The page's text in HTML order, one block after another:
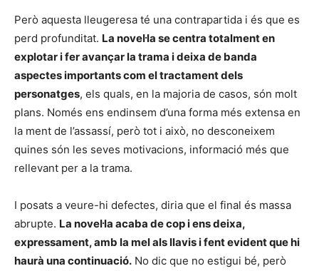
Però aquesta lleugeresa té una contrapartida i és que es
perd profunditat. La novel·la se centra totalment en
explotar i fer avançar la trama i deixa de banda
aspectes importants com el tractament dels
personatges, els quals, en la majoria de casos, són molt
plans. Només ens endinsem d’una forma més extensa en
la ment de l’assassí, però tot i això, no desconeixem
quines són les seves motivacions, informació més que
rellevant per a la trama.
I posats a veure-hi defectes, diria que el final és massa
abrupte. La novel·la acaba de cop i ens deixa,
expressament, amb la mel als llavis i fent evident que hi
haurà una continuació. No dic que no estigui bé, però